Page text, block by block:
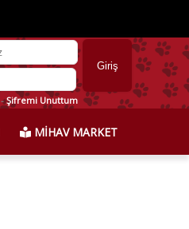
Şifremi Unuttum
MİHAV MARKET